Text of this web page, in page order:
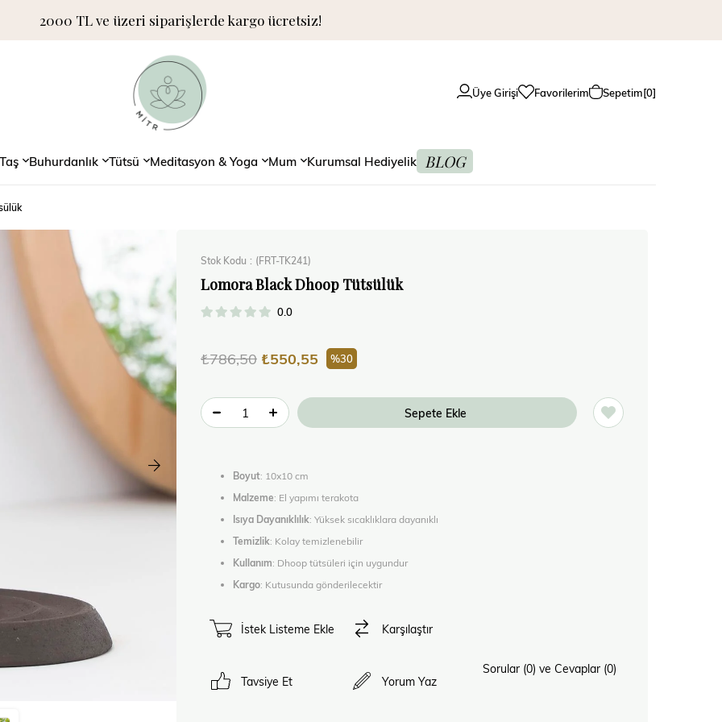
2000 TL ve üzeri siparişlerde kargo ücretsiz!
Üye Girişi Favorilerim Sepetim 0
Buhurdanlık Tütsü Meditasyon & Yoga Mum Kurumsal Hediyelik BLOG
Stok Kodu (FRT-TK241)
Lomora Black Dhoop Tütsülük
0.0
₺786,50 ₺550,55 30
Boyut: 10x10 cm
Malzeme: El yapımı terakota
Isıya Dayanıklılık: Yüksek sıcaklıklara dayanıklı
Temizlik: Kolay temizlenebilir
Kullanım: Dhoop tütsüleri için uygundur
Kargo: Kutusunda gönderilecektir
İstek Listeme Ekle Karşılaştır
Tavsiye Et Yorum Yaz
Sorular (0) ve Cevaplar (0)